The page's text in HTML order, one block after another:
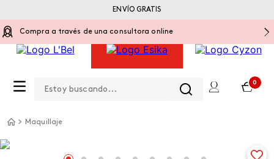
Compra a través de una consultora online
0
ENVÍO GRATIS
Maquillaje